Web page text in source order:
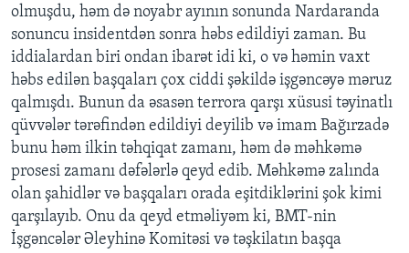
olmuşdu, həm də noyabr ayının sonunda Nardaranda
sonuncu insidentdən sonra həbs edildiyi zaman. Bu
iddialardan biri ondan ibarət idi ki, o və həmin vaxt
həbs edilən başqaları çox ciddi şəkildə işgəncəyə məruz
qalmışdı. Bunun da əsasən terrora qarşı xüsusi təyinatlı
qüvvələr tərəfindən edildiyi deyilib və imam Bağırzadə
bunu həm ilkin təhqiqat zamanı, həm də məhkəmə
prosesi zamanı dəfələrlə qeyd edib. Məhkəmə zalında
olan şahidlər və başqaları orada eşitdiklərini şok kimi
qarşılayıb. Onu da qeyd etməliyəm ki, BMT-nin
İşgəncələr Əleyhinə Komitəsi və təşkilatın başqa